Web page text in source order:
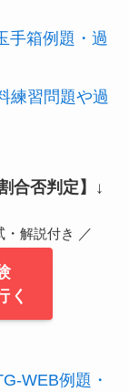
手箱例題・過
練習問題や過
合否判定】 ↓
解説付き ／
く
WEB例題・